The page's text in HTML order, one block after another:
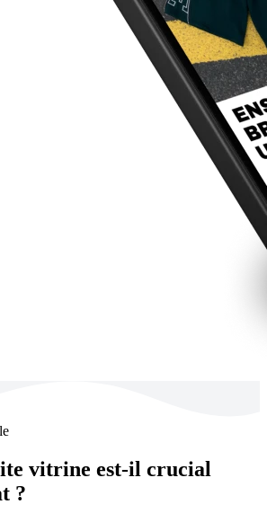
vitrine est-il crucial
?